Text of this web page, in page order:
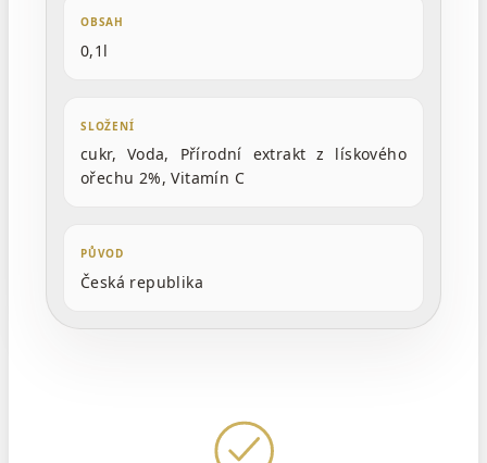
OBSAH
0,1l
SLOŽENÍ
cukr, Voda, Přírodní extrakt z lískového
ořechu 2%, Vitamín C
PŮVOD
Česká republika